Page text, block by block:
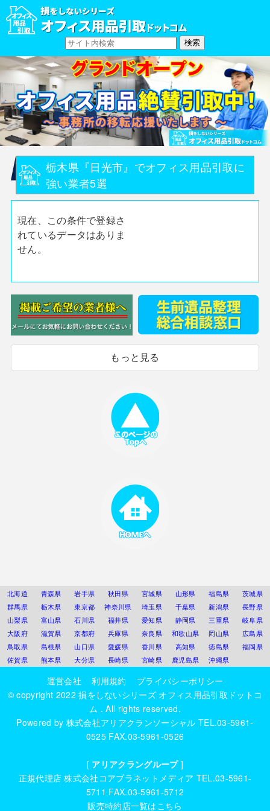
栃木県『日光市』でオフィス用品引取に
強い業者5選
現在、この条件で登録さ
れているデータはありま
せん。
もっと見る
北海道 青森県 岩手県 秋田県 宮城県 山形県 福島県
茨城県
群馬県
栃木県 東京都 神奈川県 埼玉県 千葉県 新潟県
長野県
山梨県
富山県 石川県 福井県 愛知県 静岡県 三重県
岐阜県
大阪府
滋賀県 京都府 兵庫県 奈良県 和歌山県 岡山県
広島県
鳥取県
島根県 山口県 愛媛県 香川県 高知県 徳島県
福岡県
佐賀県
熊本県 大分県 長崎県 宮崎県 鹿児島県 沖縄県
運営会社 利用規約
プライバシーポリシー
© copyright 2022損をしないシリーズ オフィス用品引取ドットコ
ム . All rights reserved.
Powered by 株式会社アリアクランソーシャル TEL.03-5961-
0525 FAX.03-5961-0526
[ アリアクラングループ]
正規代理店株式会社コアプラネットメディア TEL.03-5961-
5711 FAX.03-5961-5712
販売特約店一覧はこちら